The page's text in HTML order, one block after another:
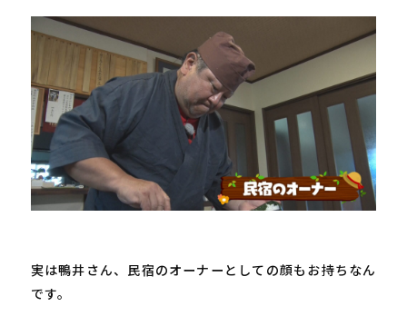
実は鴨井さん、民宿のオーナーとしての顔もお持ちなん
です。